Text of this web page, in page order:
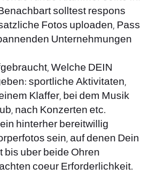
solltest respons
Fotos uploaden, Pass
Unternehmungen
Welche DEIN
sportliche Aktivitaten,
Klaffer, bei dem Musik
nach Konzerten etc.
hinterher bereitwillig
sein, auf denen Dein
bis uber beide Ohren
coeur Erforderlichkeit.